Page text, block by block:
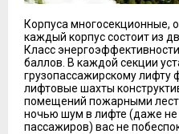
Корпуса многосекционные,
каждый корпус состоит из
Класс
баллов. В каждой секции
грузопассажирскому
лифтовые шахты
помещений пожарными
ночью шум в лифте (даже не
пассажиров) вас не